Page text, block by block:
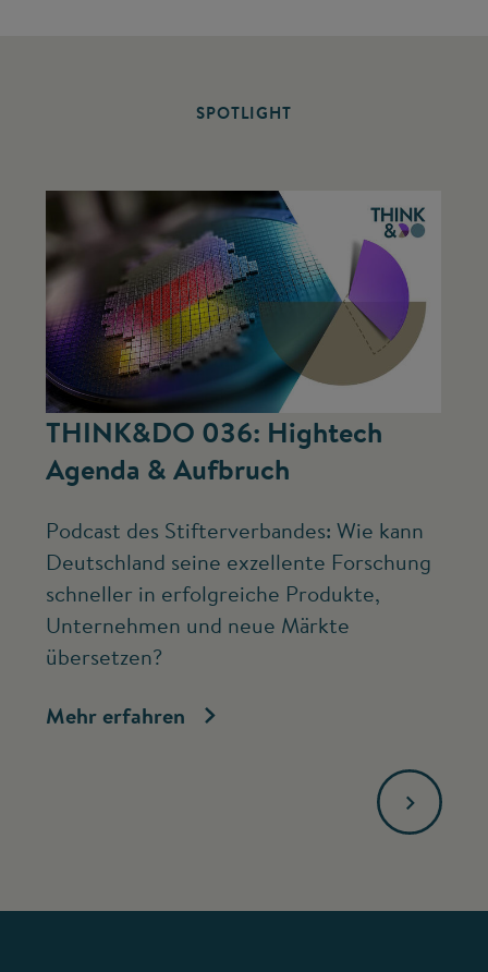
SPOTLIGHT
THINK&DO 036: Hightech
Agenda & Aufbruch
Podcast des Stifterverbandes: Wie kann
Deutschland seine exzellente Forschung
schneller in erfolgreiche Produkte,
Unternehmen und neue Märkte
übersetzen?
Mehr erfahren